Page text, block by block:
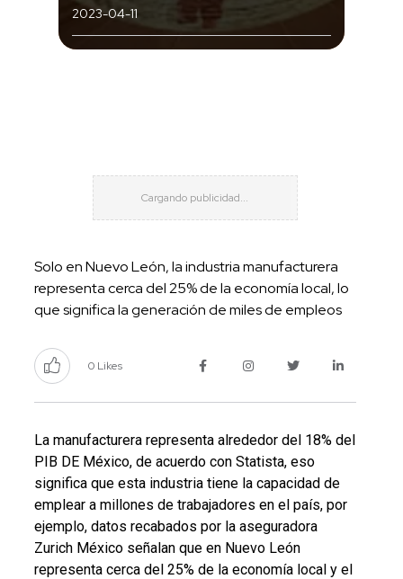
2023-04-11
Solo en Nuevo León, la industria manufacturera
representa cerca del 25% de la economía local, lo
que significa la generación de miles de empleos
0 Likes
La manufacturera representa alrededor del 18% del
PIB DE México, de acuerdo con Statista, eso
significa que esta industria tiene la capacidad de
emplear a millones de trabajadores en el país, por
ejemplo, datos recabados por la aseguradora
Zurich México señalan que en Nuevo León
representa cerca del 25% de la economía local y el